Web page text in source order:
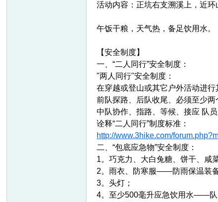
活动内容：正坑右支溯溪上，近
午饭干粮，天气热，备足饮用水。
【安全制度】
一、“二人同行”安全制度：
"两人同行"安全制度：
在穿越或登山或其它户外活动进
前队探路、后队收尾、必须至少
中队协作、指路、等候、接应 队
诠释“二人同行”制度标准：
http://www.3hike.com/
二、“包底应急物”安全制度：
1。巧克力、大白兔糖、饼干、咸
2。雨衣、防寒服——防雨保温装备
3。头灯；
4。至少500毫升应急饮用水——队